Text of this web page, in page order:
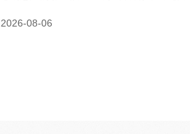
2026-08-06